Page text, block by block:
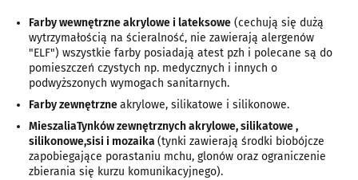
Farby wewnętrzne akrylowe i lateksowe (cechują się dużą
wytrzymałością na ścieralność, nie zawierają alergenów
"ELF") wszystkie farby posiadają atest pzh i polecane są do
pomieszczeń czystych np. medycznych i innych o
podwyższonych wymogach sanitarnych.
Farby zewnętrzneakrylowe, silikatowe i silikonowe.
MieszaliaTynków zewnętrznych akrylowe, silikatowe ,
silikonowe,sisi i mozaika (tynki zawierają środki biobójcze
zapobiegające porastaniu mchu, glonów oraz ograniczenie
zbierania się kurzu komunikacyjnego).